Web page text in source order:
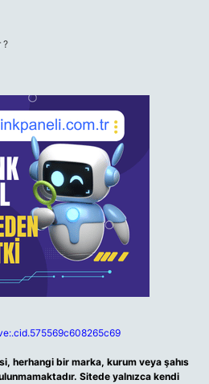
?
herhangi bir marka, kurum veya şahıs
Sitede yalnızca kendi